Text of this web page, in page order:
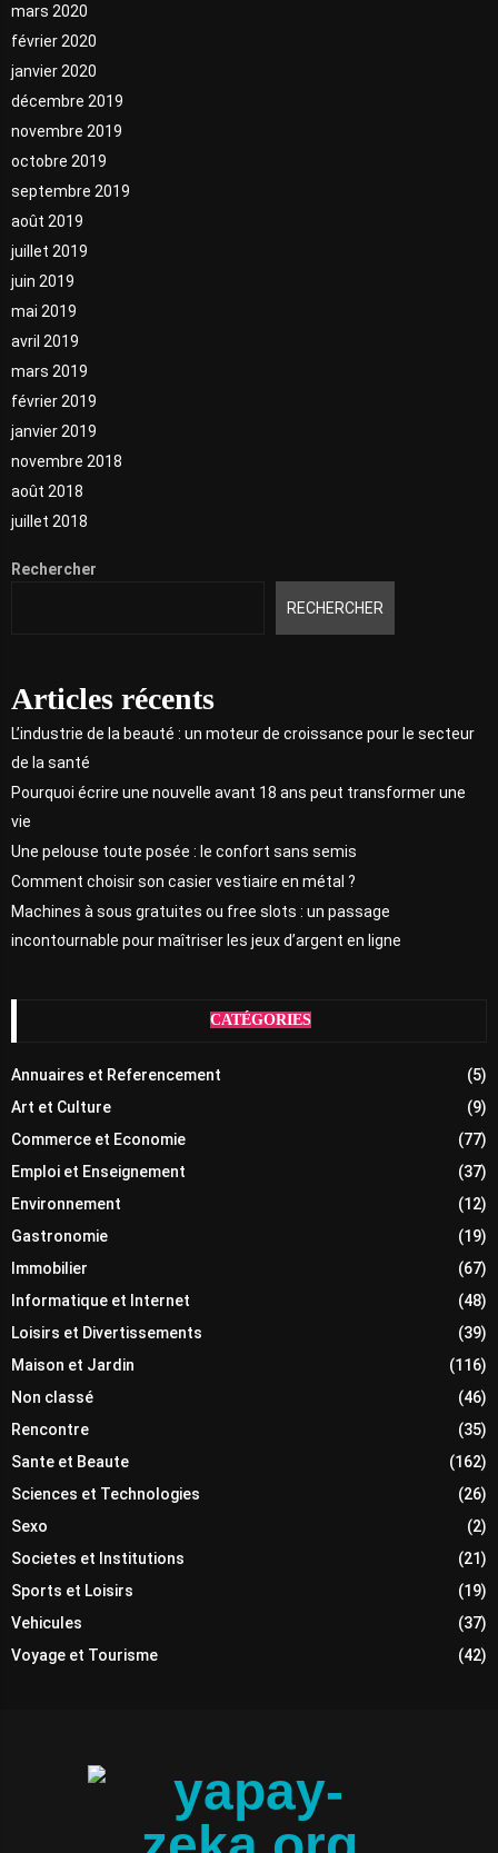
mars 2020
février 2020
janvier 2020
décembre 2019
novembre 2019
octobre 2019
septembre 2019
août 2019
juillet 2019
juin 2019
mai 2019
avril 2019
mars 2019
février 2019
janvier 2019
novembre 2018
août 2018
juillet 2018
Rechercher
RECHERCHER
Articles récents
L’industrie de la beauté : un moteur de croissance pour le secteur
de la santé
Pourquoi écrire une nouvelle avant 18 ans peut transformer une
vie
Une pelouse toute posée : le confort sans semis
Comment choisir son casier vestiaire en métal ?
Machines à sous gratuites ou free slots : un passage
incontournable pour maîtriser les jeux d’argent en ligne
CATÉGORIES
Annuaires et Referencement
(5)
Art et Culture
(9)
Commerce et Economie
(77)
Emploi et Enseignement
(37)
Environnement
(12)
Gastronomie
(19)
Immobilier
(67)
Informatique et Internet
(48)
Loisirs et Divertissements
(39)
Maison et Jardin
(116)
Non classé
(46)
Rencontre
(35)
Sante et Beaute
(162)
Sciences et Technologies
(26)
Sexo
(2)
Societes et Institutions
(21)
Sports et Loisirs
(19)
Vehicules
(37)
Voyage et Tourisme
(42)